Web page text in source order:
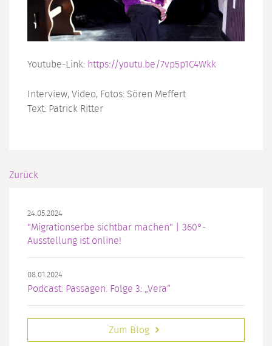
Youtube-Link: https://youtu.be/7vp5p1C4Wkk
Interview, Video, Fotos: Sören Meffert
Text: Patrick Ritter
Zurück
24.05.2024
"Migrationserbe sichtbar machen" | 360°-
Ausstellung ist online!
08.01.2024
Podcast: Passagen. Folge 3: „Vera“
Zum Blog